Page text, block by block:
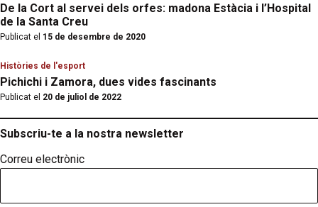
De la Cort al servei dels orfes: madona Estàcia i l’Hospital
de la Santa Creu
Publicat el 15 de desembre de 2020
Històries de l'esport
Pichichi i Zamora, dues vides fascinants
Publicat el 20 de juliol de 2022
Subscriu-te a la nostra newsletter
Correu electrònic